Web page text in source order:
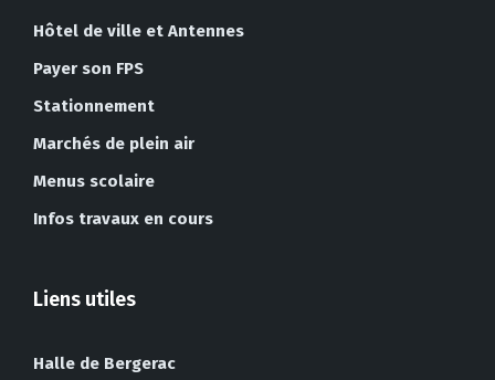
Hôtel de ville et Antennes
Payer son FPS
Stationnement
Marchés de plein air
Menus scolaire
Infos travaux en cours
Liens utiles
Halle de Bergerac